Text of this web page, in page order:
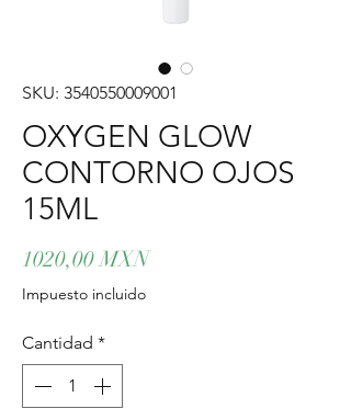
SKU: 3540550009001
OXYGEN GLOW
CONTORNO OJOS
15ML
1020,00 MXNPrecio
Impuesto incluido
Cantidad *